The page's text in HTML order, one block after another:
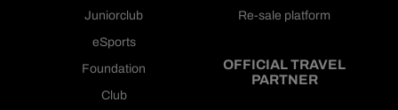
Juniorclub
eSports
Foundation
Club
Re-sale platform
OFFICIAL TRAVEL
PARTNER